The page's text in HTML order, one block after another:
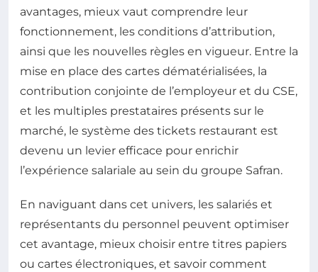
avantages, mieux vaut comprendre leur
fonctionnement, les conditions d’attribution,
ainsi que les nouvelles règles en vigueur. Entre la
mise en place des cartes dématérialisées, la
contribution conjointe de l’employeur et du CSE,
et les multiples prestataires présents sur le
marché, le système des tickets restaurant est
devenu un levier efficace pour enrichir
l’expérience salariale au sein du groupe Safran.
En naviguant dans cet univers, les salariés et
représentants du personnel peuvent optimiser
cet avantage, mieux choisir entre titres papiers
ou cartes électroniques, et savoir comment